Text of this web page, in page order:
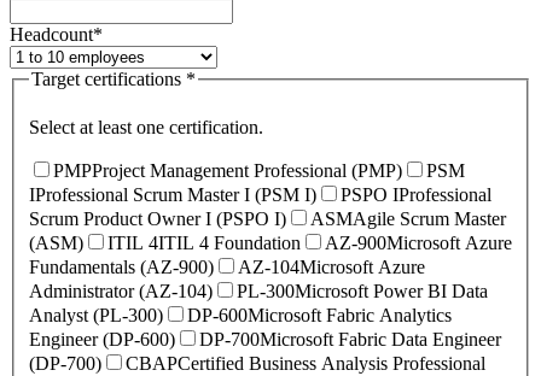
Headcount*
Target certifications *
Select at least one certification.
PMPProject Management Professional (PMP)
PSM
IProfessional Scrum Master I (PSM I) PSPO IProfessional
Scrum Product Owner I (PSPO I)
ASMAgile Scrum Master
(ASM)
ITIL 4ITIL 4 Foundation AZ-900Microsoft Azure
Fundamentals (AZ-900)
AZ-104Microsoft Azure
Administrator (AZ-104)
PL-300Microsoft Power BI Data
Analyst (PL-300)
DP-600Microsoft Fabric Analytics
Engineer (DP-600)
DP-700Microsoft Fabric Data Engineer
(DP-700)
CBAPCertified Business Analysis Professional